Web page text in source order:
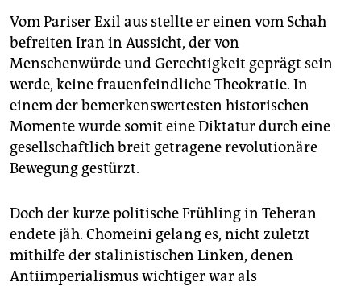
Vom Pariser Exil aus stellte er einen vom Schah
befreiten Iran in Aussicht, der von
Menschenwürde und Gerechtigkeit geprägt sein
werde, keine frauenfeindliche Theokratie. In
einem der bemerkenswertesten historischen
Momente wurde somit eine Diktatur durch eine
gesellschaftlich breit getragene revolutionäre
Bewegung gestürzt.
Doch der kurze politische Frühling in Teheran
endete jäh. Chomeini gelang es, nicht zuletzt
mithilfe der stalinistischen Linken, denen
Antiimperialismus wichtiger war als